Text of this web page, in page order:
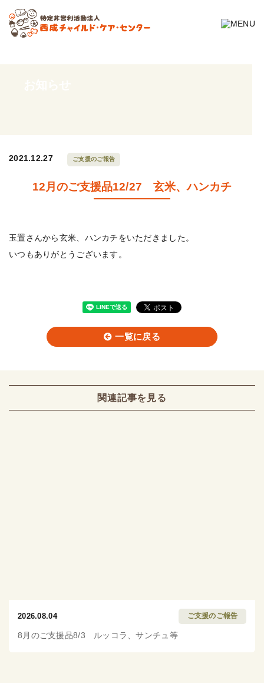
2021.12.27 ご支援のご報告
12月のご支援品12/27 玄米、ハンカチ
玉置さんから玄米、ハンカチをいただきました。
いつもありがとうございます。
一覧に戻る
関連記事を見る
2026.08.04 ご支援のご報告
8月のご支援品8/3 ルッコラ、サンチュ等